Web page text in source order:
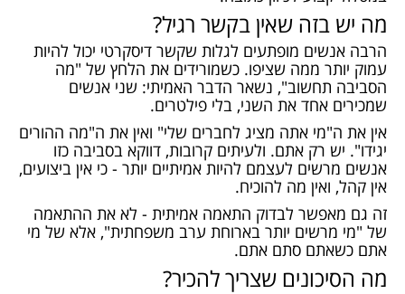
מה יש בזה שאין בקשר רגיל?
הרבה אנשים מופתעים לגלות שקשר דיסקרטי יכול להיות
עמוק יותר ממה שציפו. כשמורידים את הלחץ של "מה
הסביבה תחשוב", נשאר הדבר האמיתי: שני אנשים
שמכירים אחד את השני, בלי פילטרים.
אין את ה"מי אתה מציג לחברים שלי" ואין את ה"מה ההורים
יגידו". יש רק אתם. ולעיתים קרובות, דווקא בסביבה כזו
אנשים מרשים לעצמם להיות אמיתיים יותר - כי אין ביצועים,
אין קהל, ואין מה להוכיח.
זה גם מאפשר לבדוק התאמה אמיתית - לא את ההתאמה
של "מי מרשים יותר בארוחת ערב משפחתית", אלא של מי
אתם כשאתם סתם אתם.
מה הסיכונים שצריך להכיר?